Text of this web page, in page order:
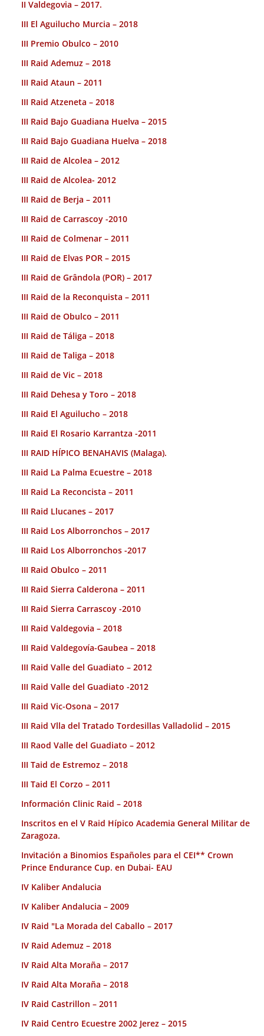
II Valdegovia – 2017.
III El Aguilucho Murcia – 2018
III Premio Obulco – 2010
III Raid Ademuz – 2018
III Raid Ataun – 2011
III Raid Atzeneta – 2018
III Raid Bajo Guadiana Huelva – 2015
III Raid Bajo Guadiana Huelva – 2018
III Raid de Alcolea – 2012
III Raid de Alcolea- 2012
III Raid de Berja – 2011
III Raid de Carrascoy -2010
III Raid de Colmenar – 2011
III Raid de Elvas POR – 2015
III Raid de Grândola (POR) – 2017
III Raid de la Reconquista – 2011
III Raid de Obulco – 2011
III Raid de Táliga – 2018
III Raid de Taliga – 2018
III Raid de Vic – 2018
III Raid Dehesa y Toro – 2018
III Raid El Aguilucho – 2018
III Raid El Rosario Karrantza -2011
III RAID HÍPICO BENAHAVIS (Malaga).
III Raid La Palma Ecuestre – 2018
III Raid La Reconcista – 2011
III Raid Llucanes – 2017
III Raid Los Alborronchos – 2017
III Raid Los Alborronchos -2017
III Raid Obulco – 2011
III Raid Sierra Calderona – 2011
III Raid Sierra Carrascoy -2010
III Raid Valdegovia – 2018
III Raid Valdegovía-Gaubea – 2018
III Raid Valle del Guadiato – 2012
III Raid Valle del Guadiato -2012
III Raid Vic-Osona – 2017
III Raid Vlla del Tratado Tordesillas Valladolid – 2015
III Raod Valle del Guadiato – 2012
III Taid de Estremoz – 2018
III Taid El Corzo – 2011
Información Clinic Raid – 2018
Inscritos en el V Raid Hípico Academia General Militar de
Zaragoza.
Invitación a Binomios Españoles para el CEI** Crown
Prince Endurance Cup. en Dubai- EAU
IV Kaliber Andalucia
IV Kaliber Andalucia – 2009
IV Raid "La Morada del Caballo – 2017
IV Raid Ademuz – 2018
IV Raid Alta Moraña – 2017
IV Raid Alta Moraña – 2018
IV Raid Castrillon – 2011
IV Raid Centro Ecuestre 2002 Jerez – 2015